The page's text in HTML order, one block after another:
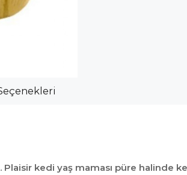
kedi yaş maması püre halinde